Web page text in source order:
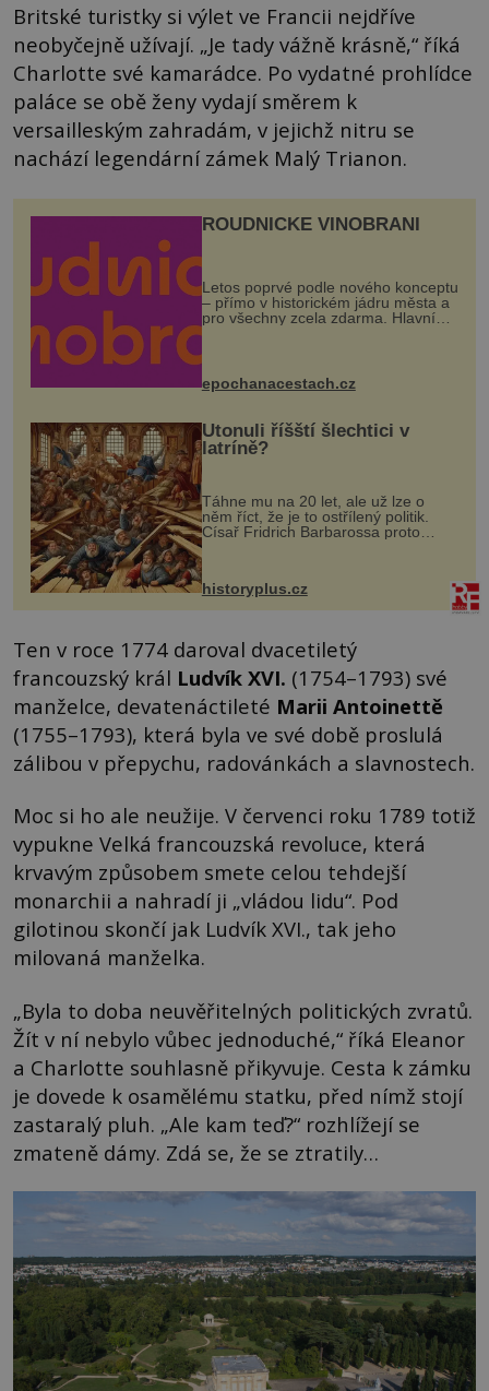
Britské turistky si výlet ve Francii nejdříve
neobyčejně užívají. „Je tady vážně krásně,“ říká
Charlotte své kamarádce. Po vydatné prohlídce
paláce se obě ženy vydají směrem k
versailleským zahradám, v jejichž nitru se
nachází legendární zámek Malý Trianon.
ROUDNICKÉ VINOBRANÍ
Letos poprvé podle nového konceptu
– přímo v historickém jádru města a
pro všechny zcela zdarma. Hlavní
program se odehraje na Karlově a
mohou těšit na víno, burčák, pes...
epochanacestach.cz
Utonuli říšští šlechtici v
latríně?
Táhne mu na 20 let, ale už lze o
něm říct, že je to ostřílený politik.
Císař Fridrich Barbarossa proto
posílá svého syna a dědice Jindřicha
VI. do Erfurtu, aby se stal
prostředníkem při řešení sporu m...
historyplus.cz
Ten v roce 1774 daroval dvacetiletý
francouzský král Ludvík XVI. (1754–1793) své
manželce, devatenáctileté Marii Antoinettě
(1755–1793), která byla ve své době proslulá
zálibou v přepychu, radovánkách a slavnostech.
Moc si ho ale neužije. V červenci roku 1789 totiž
vypukne Velká francouzská revoluce, která
krvavým způsobem smete celou tehdejší
monarchii a nahradí ji „vládou lidu“. Pod
gilotinou skončí jak Ludvík XVI., tak jeho
milovaná manželka.
„Byla to doba neuvěřitelných politických zvratů.
Žít v ní nebylo vůbec jednoduché,“ říká Eleanor
a Charlotte souhlasně přikyvuje. Cesta k zámku
je dovede k osamělému statku, před nímž stojí
zastaralý pluh. „Ale kam teď?“ rozhlížejí se
zmateně dámy. Zdá se, že se ztratily…